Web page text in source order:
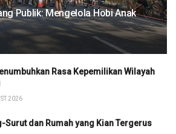
Publik: Mengelola Hobi Anak
Rasa Kepemilikan Wilayah
2026
Surut dan Rumah yang Kian Tergerus